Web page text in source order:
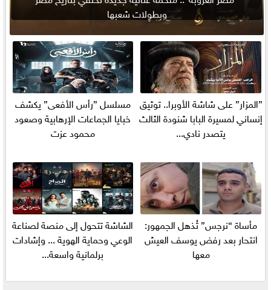
وبطولات شعبها
”المزار” على شاشة الأوبرا.. توثيق
إنساني لمسيرة البابا شنودة الثالث
يتصدر نادي...
مسلسل ”رأس الأفعى” يكشف
خبايا الجماعات الإرهابية وصعود
محمود عزت
مأساة “نرجس” تُذهل الجمهور:
انتحار بعد رفض يوسف العيش
معها
الشاشة تتحول إلى منصة لصناعة
الوعي وحماية الهوية ... وإشادات
برلمانية واسعة...